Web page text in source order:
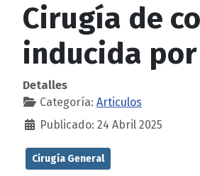
Cirugía de
inducida
Detalles
Categoría: Articulos
Publicado: 24 Abril 2025
Cirugía General